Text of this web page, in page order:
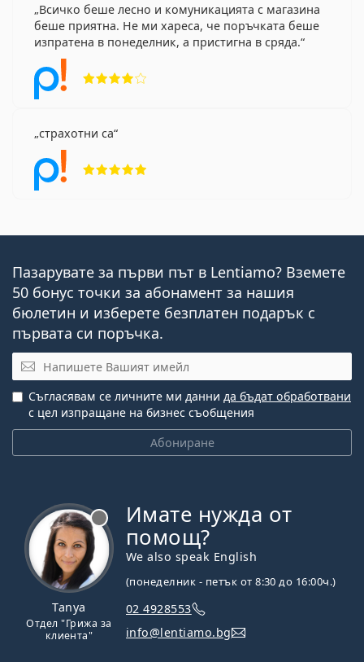
Всичко беше лесно и комуникацията с магазина
беше приятна. Не ми хареса, че поръчката беше
изпратена в понеделник, а пристигна в сряда.
страхотни са
Пазарувате за първи път в Lentiamo? Вземете
50 бонус точки за абонамент за нашия
бюлетин и изберете безплатен подарък с
първата си поръчка.
Имейл
Абониране
Съгласявам се личните ми данни да бъдат обработвани
с цел изпращане на бизнес съобщения
Tanya
Отдел "Грижа за
клиента"
Имате нужда от
помощ?
We also speak English
(понеделник - петък от 8:30 до 16:00ч.)
02 4928553
info@lentiamo.bg